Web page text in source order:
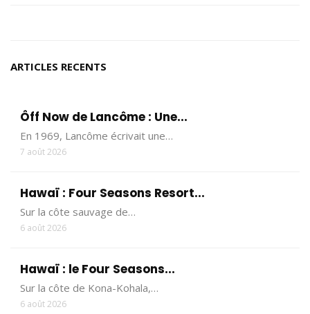
ARTICLES RECENTS
Ôff Now de Lancôme : Une...
En 1969, Lancôme écrivait une…
7 août 2026
Hawaï : Four Seasons Resort...
Sur la côte sauvage de…
6 août 2026
Hawaï : le Four Seasons...
Sur la côte de Kona-Kohala,…
6 août 2026